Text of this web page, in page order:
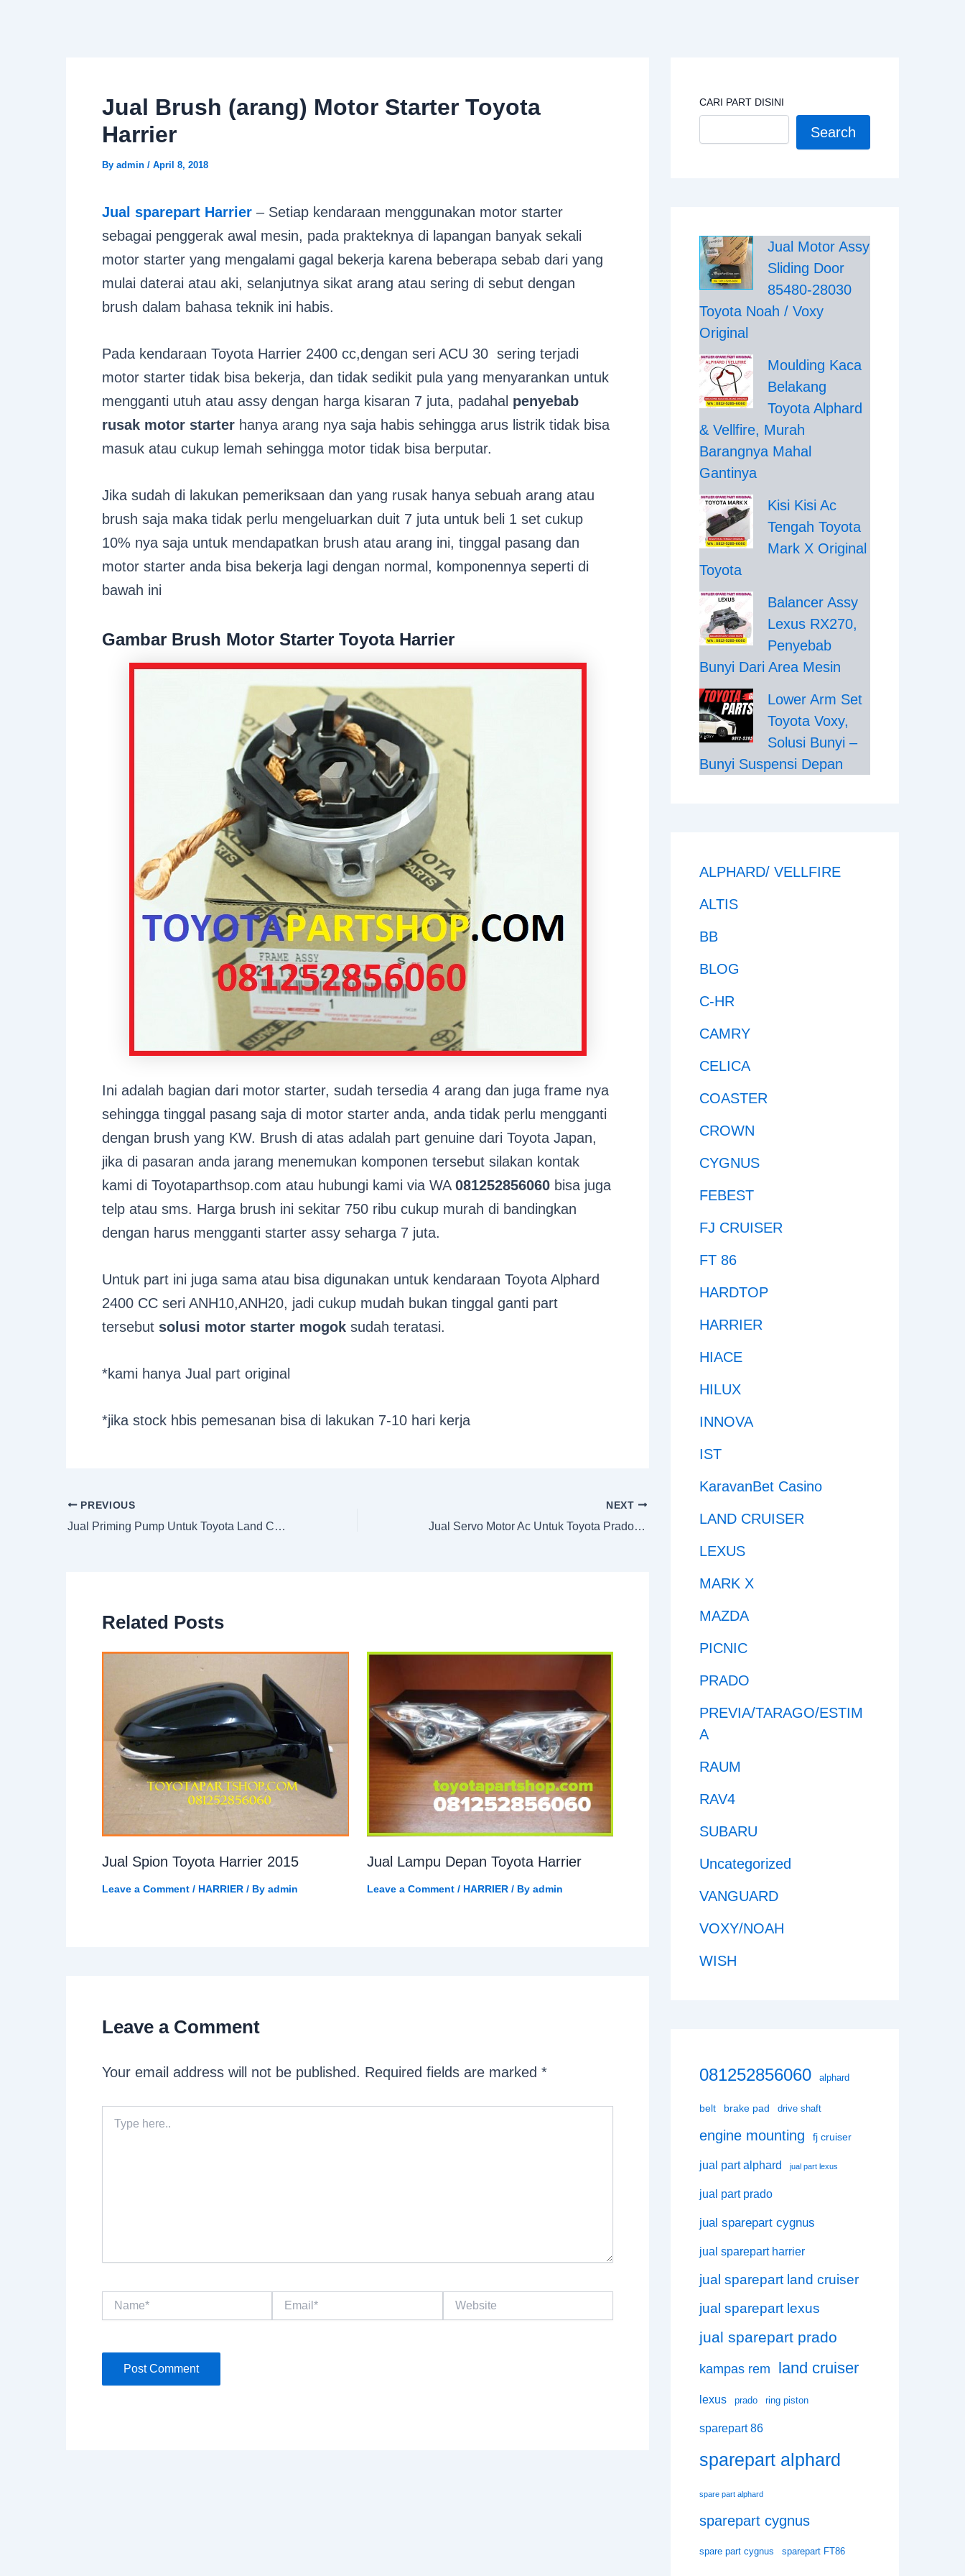
Jual Brush (arang) Motor Starter Toyota
Harrier
By admin / April 8, 2018
Jual sparepart Harrier – Setiap kendaraan menggunakan motor starter
sebagai penggerak awal mesin, pada prakteknya di lapangan banyak sekali
motor starter yang mengalami gagal bekerja karena beberapa sebab dari yang
mulai daterai atau aki, selanjutnya sikat arang atau sering di sebut dengan
brush dalam bahasa teknik ini habis.
Pada kendaraan Toyota Harrier 2400 cc,dengan seri ACU 30 sering terjadi
motor starter tidak bisa bekerja, dan tidak sedikit pula yang menyarankan untuk
mengganti utuh atau assy dengan harga kisaran 7 juta, padahal penyebab
rusak motor starter hanya arang nya saja habis sehingga arus listrik tidak bisa
masuk atau cukup lemah sehingga motor tidak bisa berputar.
Jika sudah di lakukan pemeriksaan dan yang rusak hanya sebuah arang atau
brush saja maka tidak perlu mengeluarkan duit 7 juta untuk beli 1 set cukup
10% nya saja untuk mendapatkan brush atau arang ini, tinggal pasang dan
motor starter anda bisa bekerja lagi dengan normal, komponennya seperti di
bawah ini
Gambar Brush Motor Starter Toyota Harrier
Ini adalah bagian dari motor starter, sudah tersedia 4 arang dan juga frame nya
sehingga tinggal pasang saja di motor starter anda, anda tidak perlu mengganti
dengan brush yang KW. Brush di atas adalah part genuine dari Toyota Japan,
jika di pasaran anda jarang menemukan komponen tersebut silakan kontak
kami di Toyotaparthsop.com atau hubungi kami via WA 081252856060 bisa juga
telp atau sms. Harga brush ini sekitar 750 ribu cukup murah di bandingkan
dengan harus mengganti starter assy seharga 7 juta.
Untuk part ini juga sama atau bisa digunakan untuk kendaraan Toyota Alphard
2400 CC seri ANH10,ANH20, jadi cukup mudah bukan tinggal ganti part
tersebut solusi motor starter mogok sudah teratasi.
*kami hanya Jual part original
*jika stock hbis pemesanan bisa di lakukan 7-10 hari kerja
PREVIOUS
Jual Priming Pump Untuk Toyota Land Cruiser
NEXT
Jual Servo Motor Ac Untuk Toyota Prado RZJ120
Related Posts
Jual Spion Toyota Harrier 2015
Leave a Comment / HARRIER / By admin
Jual Lampu Depan Toyota Harrier
Leave a Comment / HARRIER/ By admin
Leave a Comment
Your email address will not be published. Required fields are marked *
here..
Name* Email* Website
CARI PART DISINI
Search
Jual Motor Assy
Sliding Door
85480-28030
Toyota Noah / Voxy
Original
Moulding Kaca
Belakang
Toyota Alphard
& Vellfire, Murah
Barangnya Mahal
Gantinya
Kisi Kisi Ac
Tengah Toyota
Mark X Original
Toyota
Balancer Assy
Lexus RX270,
Penyebab
Bunyi Dari Area Mesin
Lower Arm Set
Toyota Voxy,
Solusi Bunyi –
Bunyi Suspensi Depan
ALPHARD/ VELLFIRE
ALTIS
BB
BLOG
C-HR
CAMRY
CELICA
COASTER
CROWN
CYGNUS
FEBEST
FJ CRUISER
FT 86
HARDTOP
HARRIER
HIACE
HILUX
INNOVA
IST
KaravanBet Casino
LAND CRUISER
LEXUS
MARK X
MAZDA
PICNIC
PRADO
PREVIA/TARAGO/ESTIM
A
RAUM
RAV4
SUBARU
Uncategorized
VANGUARD
VOXY/NOAH
WISH
081252856060 alphard
belt brake pad drive shaft
engine mounting fj cruiser
jual part alphard jual part lexus
jual part prado
jual sparepart cygnus
jual sparepart harrier
jual sparepart land cruiser
jual sparepart lexus
jual sparepart prado
kampas rem land cruiser
lexus prado ring piston
sparepart 86
sparepart alphard
spare part alphard
sparepart cygnus
spare part cygnus sparepart FT86